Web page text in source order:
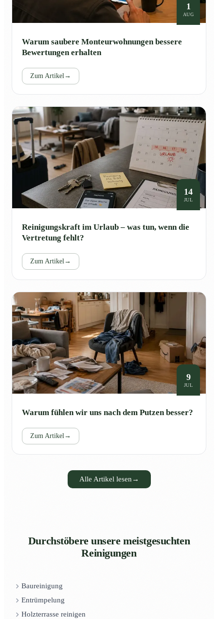
1
AUG
Warum saubere Monteurwohnungen bessere
Bewertungen erhalten
Zum Artikel→
14
JUL
Reinigungskraft im Urlaub – was tun, wenn die
Vertretung fehlt?
Zum Artikel→
9
JUL
Warum fühlen wir uns nach dem Putzen besser?
Zum Artikel→
Alle Artikel lesen →
Durchstöbere unsere meistgesuchten
Reinigungen
Baureinigung
Entrümpelung
Holzterrasse reinigen